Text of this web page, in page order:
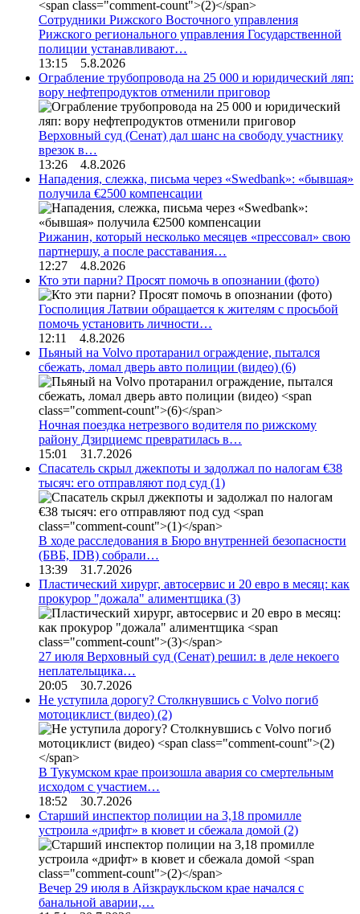
Сотрудники Рижского Восточного управления
Рижского регионального управления Государственной
полиции устанавливают…
13:15 5.8.2026
Ограбление трубопровода на 25 000 и юридический ляп:
вору нефтепродуктов отменили приговор
Верховный суд (Сенат) дал шанс на свободу участнику
врезок в…
13:26 4.8.2026
Нападения, слежка, письма через «Swedbank»: «бывшая»
получила €2500 компенсации
Рижанин, который несколько месяцев «прессовал» свою
партнершу, а после расставания…
12:27 4.8.2026
Кто эти парни? Просят помочь в опознании (фото)
Госполиция Латвии обращается к жителям с просьбой
помочь установить личности…
12:11 4.8.2026
Пьяный на Volvo протаранил ограждение, пытался
сбежать, ломал дверь авто полиции (видео) (6)
Ночная поездка нетрезвого водителя по рижскому
району Дзирциемс превратилась в…
15:01 31.7.2026
Спасатель скрыл джекпоты и задолжал по налогам €38
тысяч: его отправляют под суд (1)
В ходе расследования в Бюро внутренней безопасности
(БВБ, IDB) собрали…
13:39 31.7.2026
Пластический хирург, автосервис и 20 евро в месяц: как
прокурор "дожала" алиментщика (3)
27 июля Верховный суд (Сенат) решил: в деле некоего
неплательщика…
20:05 30.7.2026
Не уступила дорогу? Столкнувшись с Volvo погиб
мотоциклист (видео) (2)
В Тукумском крае произошла авария со смертельным
исходом с участием…
18:52 30.7.2026
Старший инспектор полиции на 3,18 промилле
устроила «дрифт» в кювет и сбежала домой (2)
Вечер 29 июля в Айзкраукльском крае начался с
банальной аварии,…